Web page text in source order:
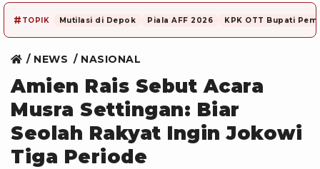
# TOPIK Mutilasi di Depok Piala AFF 2026 KPK OTT Bupati
NEWS NASIONAL
Amien Rais Sebut Acara
Musra Settingan: Biar
Seolah Rakyat Ingin Jokowi
Tiga Periode